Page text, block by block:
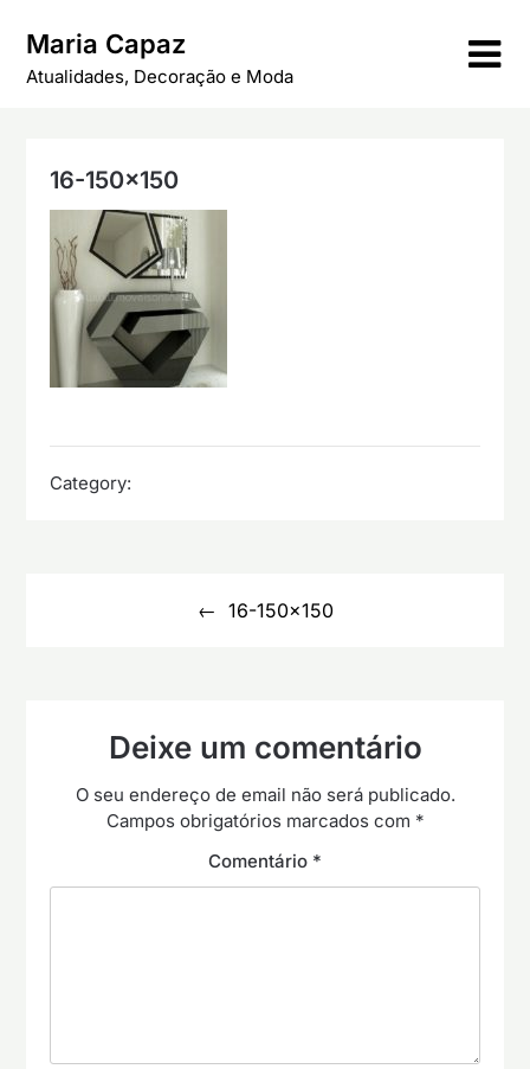
content
Maria Capaz
Atualidades, Decoração e Moda
16-150×150
Category:
16-150×150
Deixe um comentário
O seu endereço de email não será publicado.
Campos obrigatórios marcados com *
Comentário *